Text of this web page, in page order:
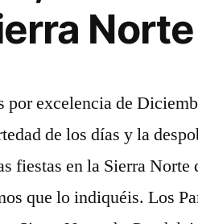
Norte
por excelencia de
de los días y la
fiestas en la Sierra
que lo indiquéis. Los